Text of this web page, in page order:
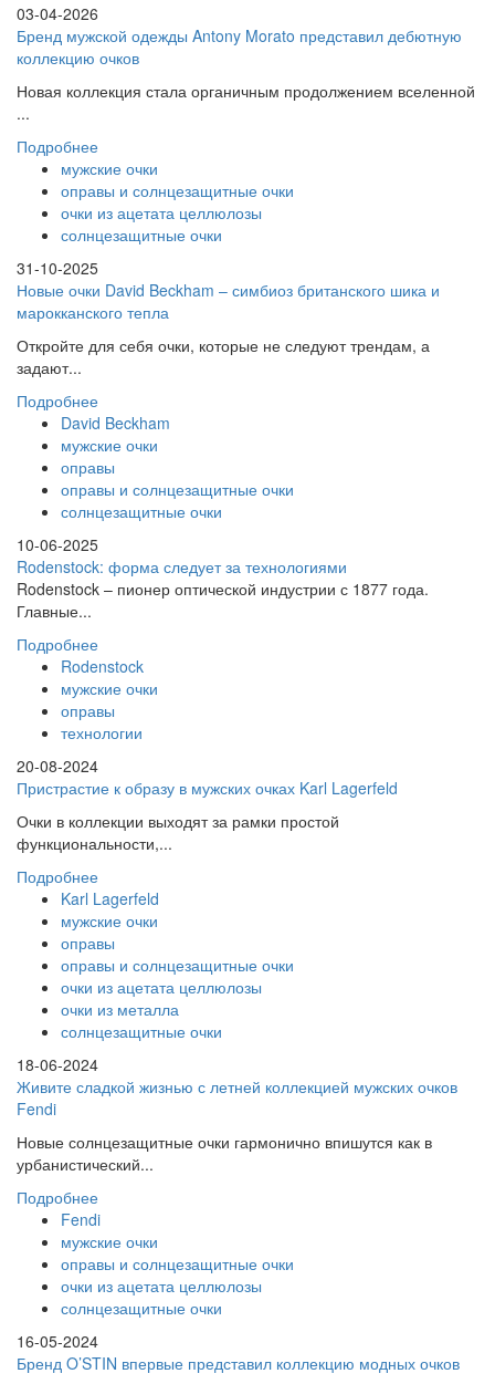
03-04-2026
Бренд мужской одежды Antony Morato представил дебютную
коллекцию очков
Новая коллекция стала органичным продолжением вселенной
...
Подробнее
мужские очки
оправы и солнцезащитные очки
очки из ацетата целлюлозы
солнцезащитные очки
31-10-2025
Новые очки David Beckham – симбиоз британского шика и
марокканского тепла
Откройте для себя очки, которые не следуют трендам, а
задают...
Подробнее
David Beckham
мужские очки
оправы
оправы и солнцезащитные очки
солнцезащитные очки
10-06-2025
Rodenstock: форма следует за технологиями
Rodenstock – пионер оптической индустрии с 1877 года.
Главные...
Подробнее
Rodenstock
мужские очки
оправы
технологии
20-08-2024
Пристрастие к образу в мужских очках Karl Lagerfeld
Очки в коллекции выходят за рамки простой
функциональности,...
Подробнее
Karl Lagerfeld
мужские очки
оправы
оправы и солнцезащитные очки
очки из ацетата целлюлозы
очки из металла
солнцезащитные очки
18-06-2024
Живите сладкой жизнью с летней коллекцией мужских очков
Fendi
Новые солнцезащитные очки гармонично впишутся как в
урбанистический...
Подробнее
Fendi
мужские очки
оправы и солнцезащитные очки
очки из ацетата целлюлозы
солнцезащитные очки
16-05-2024
Бренд O’STIN впервые представил коллекцию модных очков